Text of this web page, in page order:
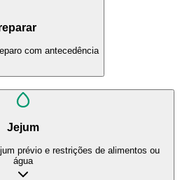
com antecedência
Jejum
prévio e restrições de alimentos ou
água